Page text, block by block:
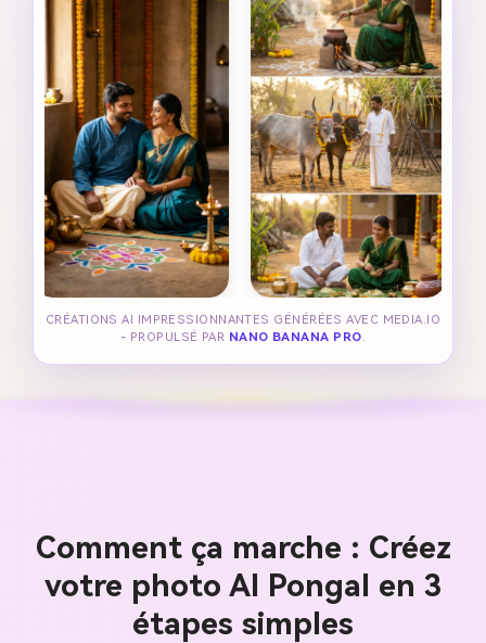
CRÉATIONS AI IMPRESSIONNANTES GÉNÉRÉES AVEC MEDIA.IO
- PROPULSÉ PAR NANO BANANA PRO.
Comment ça marche : Créez
votre photo AI Pongal en 3
étapes simples